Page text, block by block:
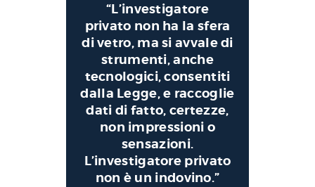
“L’investigatore
privato non ha la sfera
di vetro, ma si avvale di
strumenti, anche
tecnologici, consentiti
dalla Legge, e raccoglie
dati di fatto, certezze,
non impressioni o
sensazioni.
L’investigatore privato
non è un indovino.”